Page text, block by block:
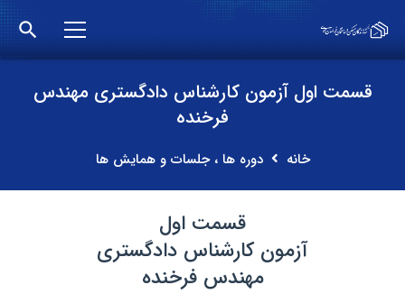
search
قسمت اول آزمون کارشناس دادگستری مهندس
فرخنده
خانه دوره ها ، جلسات و همایش ها
قسمت اول
آزمون کارشناس دادگستری
مهندس فرخنده